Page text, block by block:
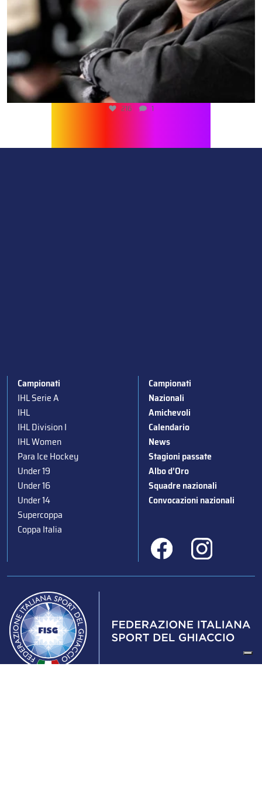
216 1
Campionati
IHL Serie A
IHL
IHL Division I
IHL Women
Para Ice Hockey
Under 19
Under 16
Under 14
Supercoppa
Coppa Italia
Campionati
Nazionali
Amichevoli
Calendario
News
Stagioni passate
Albo d’Oro
Squadre nazionali
Convocazioni nazionali